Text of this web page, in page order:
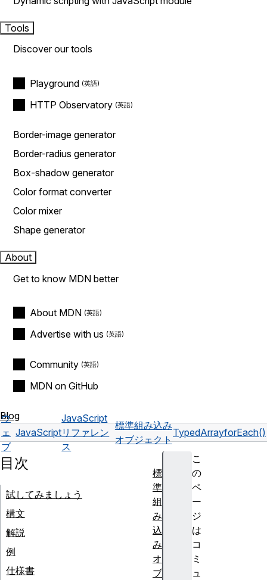
Tools
Discover our tools
Playground
HTTP Observatory
Border-image generator
Border-radius generator
Box-shadow generator
Color format converter
Color mixer
Shape generator
About
Get to know MDN better
About MDN
Advertise with us
Community
MDN on GitHub
Blog
ウ
ェ
ブ
JavaScript
JavaScript
リファレン
ス
標準組み込み
オブジェクト
TypedArrayforEach()
こ
の
ペ
ー
ジ
は
コ
ミ
ュ
目次
試してみましょう
構文
解説
例
仕様書
標
準
組
み
込
み
オ
ブ